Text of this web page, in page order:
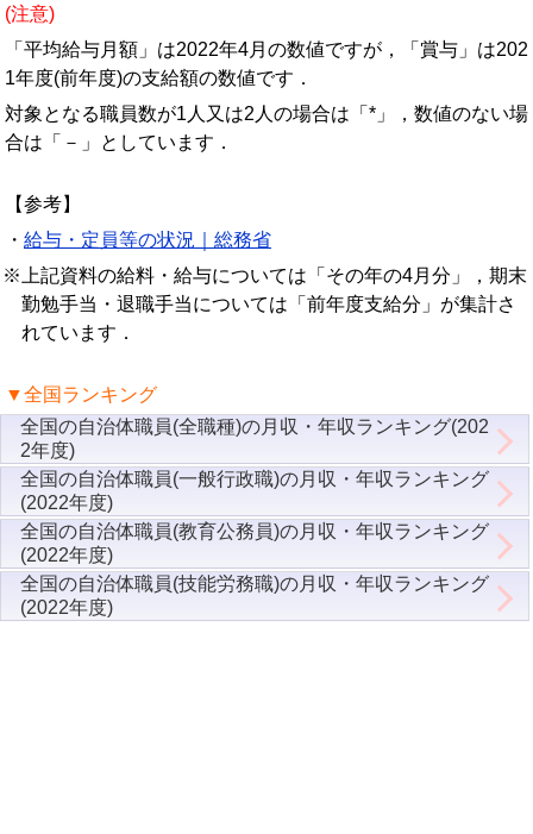
(注意)
「平均給与月額」は2022年4月の数値ですが，「賞与」は202
1年度(前年度)の支給額の数値です．
対象となる職員数が1人又は2人の場合は「*」，数値のない場
合は「－」としています．
【参考】
・ 給与・定員等の状況｜総務省
※上記資料の給料・給与については「その年の4月分」，期末
勤勉手当・退職手当については「前年度支給分」が集計さ
れています．
▼全国ランキング
全国の自治体職員(全職種)の月収・年収ランキング(202
2年度)
全国の自治体職員(一般行政職)の月収・年収ランキング
(2022年度)
全国の自治体職員(教育公務員)の月収・年収ランキング
(2022年度)
全国の自治体職員(技能労務職)の月収・年収ランキング
(2022年度)